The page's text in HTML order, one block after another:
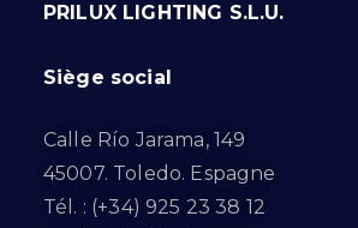
PRILUX LIGHTING S.L.U.
Siège social
Calle Río Jarama, 149
45007. Toledo. Espagne
Tél. : (+34) 925 23 38 12